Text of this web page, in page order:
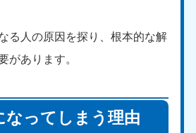
る人の原因を探り、根本的な解
があります。
なってしまう理由